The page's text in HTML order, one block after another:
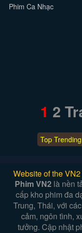
Phim Ca Nhạc
1 2
Top Trending
Website of the
Phim VN2 là nền
cấp kho phim đa
Trung, Thái, với
cảm, ngôn tình,
tưởng. Cập nhật